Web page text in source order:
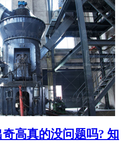
高真的没问题吗? 知